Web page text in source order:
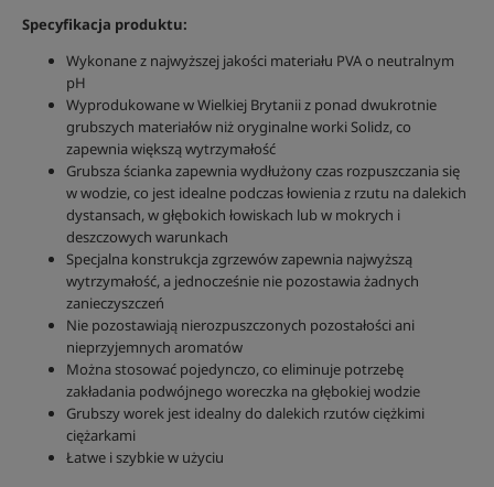
Specyfikacja produktu:
Wykonane z najwyższej jakości materiału PVA o neutralnym
pH
Wyprodukowane w Wielkiej Brytanii z ponad dwukrotnie
grubszych materiałów niż oryginalne worki Solidz, co
zapewnia większą wytrzymałość
Grubsza ścianka zapewnia wydłużony czas rozpuszczania się
w wodzie, co jest idealne podczas łowienia z rzutu na dalekich
dystansach, w głębokich łowiskach lub w mokrych i
deszczowych warunkach
Specjalna konstrukcja zgrzewów zapewnia najwyższą
wytrzymałość, a jednocześnie nie pozostawia żadnych
zanieczyszczeń
Nie pozostawiają nierozpuszczonych pozostałości ani
nieprzyjemnych aromatów
Można stosować pojedynczo, co eliminuje potrzebę
zakładania podwójnego woreczka na głębokiej wodzie
Grubszy worek jest idealny do dalekich rzutów ciężkimi
ciężarkami
Łatwe i szybkie w użyciu